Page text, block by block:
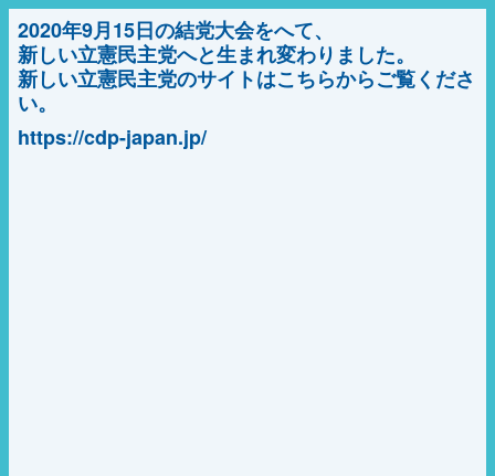
2020年9月15日の結党大会をへて、
新しい立憲民主党へと生まれ変わりました。
新しい立憲民主党のサイトはこちらからご覧くださ
い。
https://cdp-japan.jp/